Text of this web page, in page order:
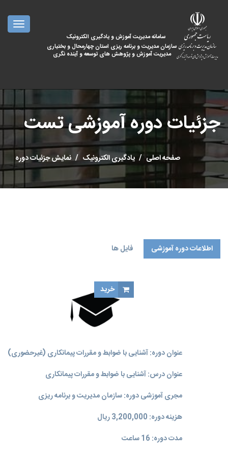
سامانه مدیریت آموزش و یادگیری الکترونیک
سازمان مدیریت و برنامه ریزی استان چهارمحال و بختیاری
مدیریت آموزش و پژوهش های توسعه و آینده نگری
جزئیات دوره آموزشی تست
صفحه اصلی یادگیری الکترونیک نمایش جزئیات دوره
اطلاعات دوره آموزشی فایل ها
عنوان دوره: آشنایی با ضوابط و مقررات پیمانکاری (غیرحضوری)
عنوان درس: آشنایی با ضوابط و مقررات پیمانکاری
مجری آموزشی دوره: سازمان مدیریت و برنامه‌ ریزی
هزینه دوره: 3,200,000 ریال
مدت دوره: 16 ساعت
خرید